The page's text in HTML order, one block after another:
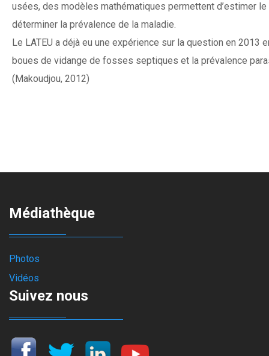
usées, des modèles mathématiques permettent d’estimer
déterminer la prévalence de la maladie.
Le LATEU a déjà eu une expérience sur la question en
boues de vidange de fosses septiques et la prévalence
(Makoudjou, 2012)
Médiathèque
Photos
Vidéos
Suivez nous